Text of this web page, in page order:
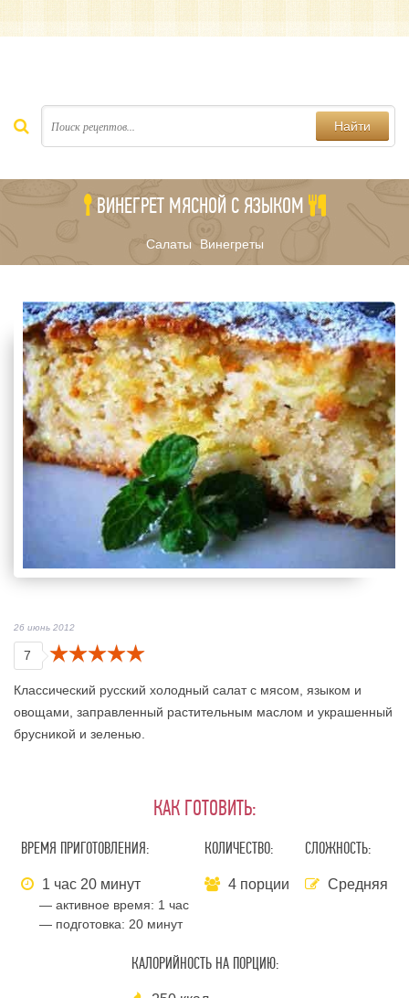
Найти
ВИНЕГРЕТ МЯСНОЙ С ЯЗЫКОМ
Салаты Винегреты
26 июнь 2012
7
Классический русский холодный салат с мясом, языком и
овощами, заправленный растительным маслом и украшенный
брусникой и зеленью.
КАК ГОТОВИТЬ:
ВРЕМЯ ПРИГОТОВЛЕНИЯ:
1 час 20 минут
— активное время: 1 час
— подготовка:20 минут
КОЛИЧЕСТВО:
4 порции
СЛОЖНОСТЬ:
Средняя
КАЛОРИЙНОСТЬ НА ПОРЦИЮ: